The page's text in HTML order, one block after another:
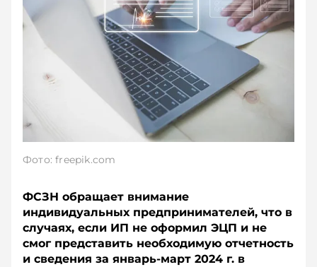
Фото: freepik.com
ФСЗН обращает внимание
индивидуальных предпринимателей, что в
случаях, если ИП не оформил ЭЦП и не
смог представить необходимую отчетность
и сведения за январь-март 2024 г. в